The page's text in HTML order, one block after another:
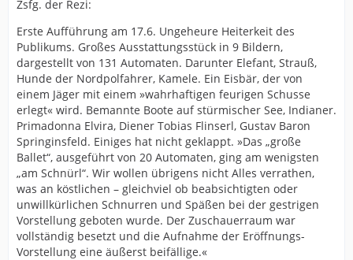
Zsfg. der Rezi:
Erste Aufführung am 17.6. Ungeheure Heiterkeit des
Publikums. Großes Ausstattungsstück in 9 Bildern,
dargestellt von 131 Automaten. Darunter Elefant, Strauß,
Hunde der Nordpolfahrer, Kamele. Ein Eisbär, der von
einem Jäger mit einem »wahrhaftigen feurigen Schusse
erlegt« wird. Bemannte Boote auf stürmischer See, Indianer.
Primadonna Elvira, Diener Tobias Flinserl, Gustav Baron
Springinsfeld. Einiges hat nicht geklappt. »Das „große
Ballet“, ausgeführt von 20 Automaten, ging am wenigsten
„am Schnürl“. Wir wollen übrigens nicht Alles verrathen,
was an köstlichen – gleichviel ob beabsichtigten oder
unwillkürlichen Schnurren und Späßen bei der gestrigen
Vorstellung geboten wurde. Der Zuschauerraum war
vollständig besetzt und die Aufnahme der Eröffnungs-
Vorstellung eine äußerst beifällige.«